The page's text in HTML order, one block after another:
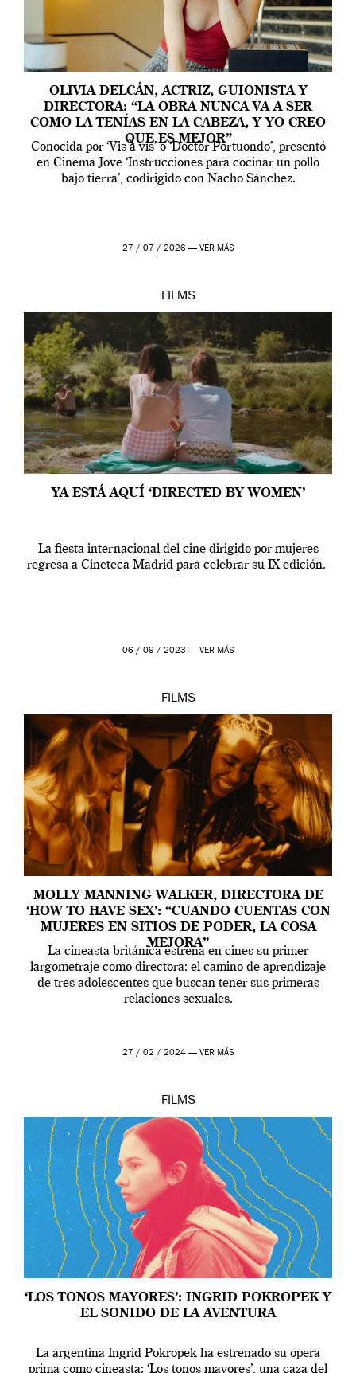
OLIVIA DELCÁN, ACTRIZ, GUIONISTA Y
DIRECTORA: “LA OBRA NUNCA VA A SER
COMO LA TENÍAS EN LA CABEZA, Y YO CREO
QUE ES MEJOR”
Conocida por ‘Vis a vis’ o ‘Doctor Portuondo’, presentó
en Cinema Jove ‘Instrucciones para cocinar un pollo
bajo tierra’, codirigido con Nacho Sánchez.
27 / 07 / 2026 — VER MÁS
FILMS
YA ESTÁ AQUÍ ‘DIRECTED BY WOMEN’
La fiesta internacional del cine dirigido por mujeres
regresa a Cineteca Madrid para celebrar su IX edición.
06 / 09 / 2023 — VER MÁS
FILMS
MOLLY MANNING WALKER, DIRECTORA DE
‘HOW TO HAVE SEX’: “CUANDO CUENTAS CON
MUJERES EN SITIOS DE PODER, LA COSA
MEJORA”
La cineasta británica estrena en cines su primer
largometraje como directora: el camino de aprendizaje
de tres adolescentes que buscan tener sus primeras
relaciones sexuales.
27 / 02 / 2024 — VER MÁS
FILMS
‘LOS TONOS MAYORES’: INGRID POKROPEK Y
EL SONIDO DE LA AVENTURA
La argentina Ingrid Pokropek ha estrenado su opera
prima como cineasta: ‘Los tonos mayores’, una caza del